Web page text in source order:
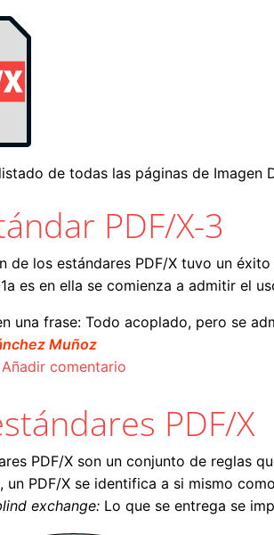
de todas las páginas de
PDF/X-3
de los estándares PDF/X tuvo un
es en ella se comienza a admitir el
una frase: Todo acoplado, pero se
Muñoz
El estándar PDF/X-3
Añadir comentario
PDF/X
PDF/X son un conjunto de reglas
un PDF/X se identifica a si mismo
exchange: Lo que se entrega se